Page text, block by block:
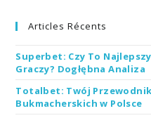
Articles Récents
Superbet: Czy To
Graczy? Dogłębna Analiza
Totalbet: Twój Przewodnik
Bukmacherskich w Polsce